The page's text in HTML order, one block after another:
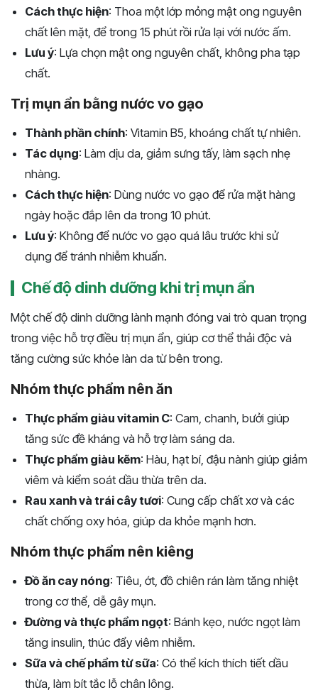
Cách thực hiện: Thoa một lớp mỏng mật ong nguyên
chất lên mặt, để trong 15 phút rồi rửa lại với nước ấm.
Lưu ý: Lựa chọn mật ong nguyên chất, không pha tạp
chất.
Trị mụn ẩn bằng nước vo gạo
Thành phần chính: Vitamin B5, khoáng chất tự nhiên.
Tác dụng: Làm dịu da, giảm sưng tấy, làm sạch nhẹ
nhàng.
Cách thực hiện: Dùng nước vo gạo để rửa mặt hàng
ngày hoặc đắp lên da trong 10 phút.
Lưu ý: Không để nước vo gạo quá lâu trước khi sử
dụng để tránh nhiễm khuẩn.
Chế độ dinh dưỡng khi trị mụn ẩn
Một chế độ dinh dưỡng lành mạnh đóng vai trò quan trọng
trong việc hỗ trợ điều trị mụn ẩn, giúp cơ thể thải độc và
tăng cường sức khỏe làn da từ bên trong.
Nhóm thực phẩm nên ăn
Thực phẩm giàu vitamin C: Cam, chanh, bưởi giúp
tăng sức đề kháng và hỗ trợ làm sáng da.
Thực phẩm giàu kẽm: Hàu, hạt bí, đậu nành giúp giảm
viêm và kiểm soát dầu thừa trên da.
Rau xanh và trái cây tươi: Cung cấp chất xơ và các
chất chống oxy hóa, giúp da khỏe mạnh hơn.
Nhóm thực phẩm nên kiêng
Đồ ăn cay nóng: Tiêu, ớt, đồ chiên rán làm tăng nhiệt
trong cơ thể, dễ gây mụn.
Đường và thực phẩm ngọt: Bánh kẹo, nước ngọt làm
tăng insulin, thúc đẩy viêm nhiễm.
Sữa và chế phẩm từ sữa: Có thể kích thích tiết dầu
thừa, làm bít tắc lỗ chân lông.